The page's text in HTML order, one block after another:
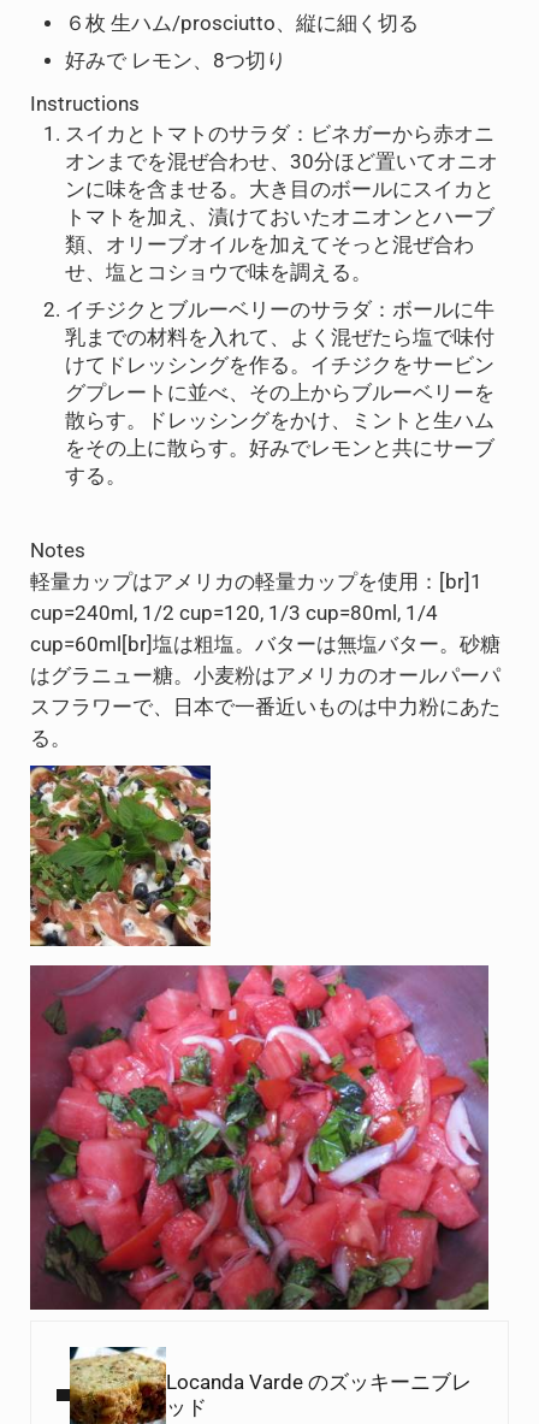
６枚 生ハム/prosciutto、縦に細く切る
好みで レモン、8つ切り
Instructions
スイカとトマトのサラダ：ビネガーから赤オニ
オンまでを混ぜ合わせ、30分ほど置いてオニオ
ンに味を含ませる。大き目のボールにスイカと
トマトを加え、漬けておいたオニオンとハーブ
類、オリーブオイルを加えてそっと混ぜ合わ
せ、塩とコショウで味を調える。
イチジクとブルーベリーのサラダ：ボールに牛
乳までの材料を入れて、よく混ぜたら塩で味付
けてドレッシングを作る。イチジクをサービン
グプレートに並べ、その上からブルーベリーを
散らす。ドレッシングをかけ、ミントと生ハム
をその上に散らす。好みでレモンと共にサーブ
する。
Notes
軽量カップはアメリカの軽量カップを使用：[br]1
cup=240ml, 1/2 cup=120, 1/3 cup=80ml, 1/4
cup=60ml[br]塩は粗塩。バターは無塩バター。砂糖
はグラニュー糖。小麦粉はアメリカのオールパーパ
スフラワーで、日本で一番近いものは中力粉にあた
る。
Locanda Varde のズッキーニブレ
ッド